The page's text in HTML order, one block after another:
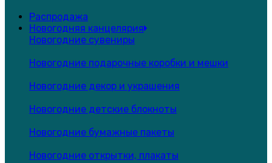
Распродажа
Новогодняя канцелярия
Новогодние сувениры
Новогодние подарочные коробки и мешки
Новогодние декор и украшения
Новогодние детские блокноты
Новогодние бумажные пакеты
Новогодние открытки, плакаты